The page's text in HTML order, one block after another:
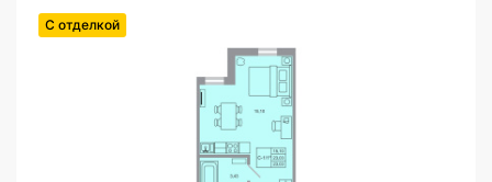
С отделкой